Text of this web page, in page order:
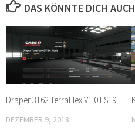
DAS KÖNNTE DICH
Draper 3162 TerraFlex V1.0 FS19
DEZEMBER 9, 2018